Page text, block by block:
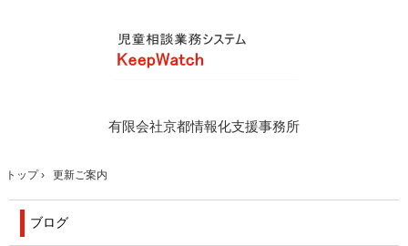
有限会社京都情報化支援事務所
トップ› 更新ご案内
ブログ